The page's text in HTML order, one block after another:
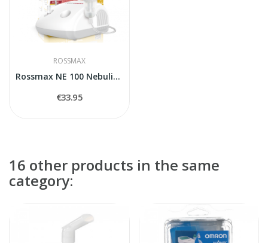
ROSSMAX
Rossmax NE 100 Nebulizer
€33.95
16 other products in the same
category: